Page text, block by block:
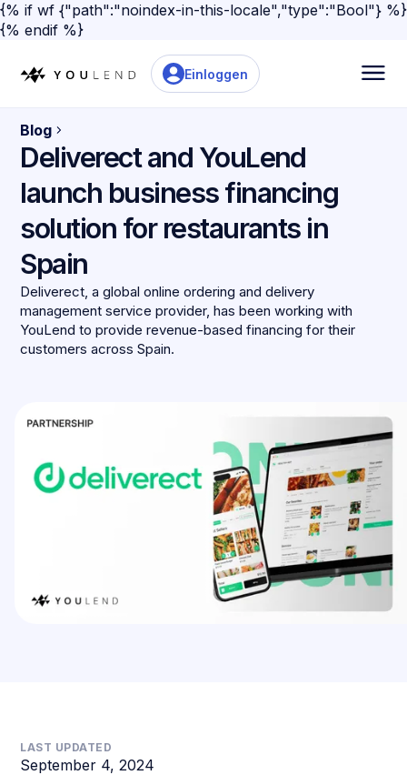
{% if wf {"path":"noindex-in-this-locale","type":"Bool"} %}
{% endif %}
Einloggen
Blog
Deliverect and YouLend
launch business financing
solution for restaurants in
Spain
Deliverect, a global online ordering and delivery
management service provider, has been working with
YouLend to provide revenue-based financing for their
customers across Spain.
LAST UPDATED
September 4, 2024